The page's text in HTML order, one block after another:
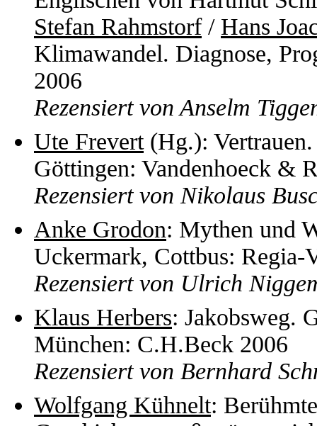
Stefan Rahmstorf/ Hans
Klimawandel. Diagnose,
2006
Rezensiert von Anselm
Ute Frevert(Hg.): Vertrauen.
Göttingen: Vandenhoeck &
Rezensiert von Nikolaus
Anke Grodon: Mythen und
Uckermark, Cottbus: Regia-
Rezensiert von Ulrich
Klaus Herbers: Jakobsweg.
München: C.H.Beck 2006
Rezensiert von Bernhard
Wolfgang Kühnelt: